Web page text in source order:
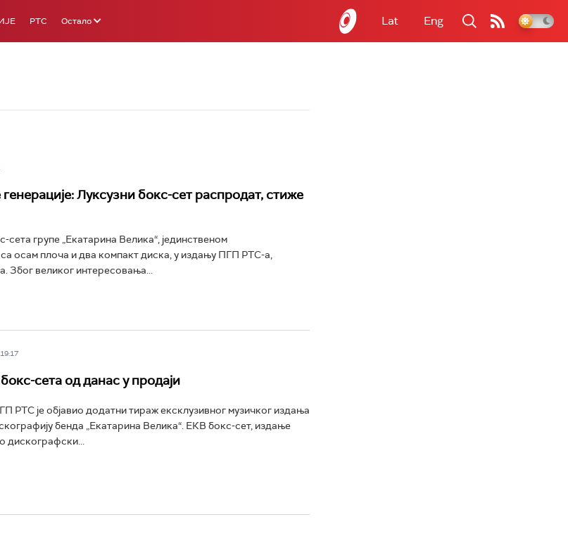
РТС Остало Lat Eng
Луксузни бокс-сет распродат, стиже
сета групе „Екатарина Велика“, јединственом
осам плоча и два компакт диска, у издању ПГП РТС-а,
Због великог интересовања...
сета од данас у продаји
РТС је објавио додатни тираж ексклузивног музичког издања
бенда „Екатарина Велика“. ЕКВ бокс-сет, издање
дискографски...